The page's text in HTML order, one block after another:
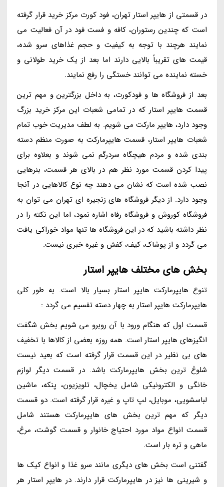
در قسمتی از هایپر استار تهران، فود کورت مرکز خرید قرار گرفته
است که چندین رستوران، کافه و فست فود در آن فعالیت می
نمایند هرچند با توجه به کیفیت و حجم غذاهای سرو شده،
قیمت های تقریباً بالایی دارند اما بعد از یک خرید طولانی و
خسته نماینده می توانند خستگی را رفع نمایند.
بعد از فروشگاه ها و فودکورت، به داخل بزرگترین و مهم ترین
قسمت هایپر استار که در تمامی شعبات این مرکز خرید بزرگ
وجود دارد، هایپر مارکت می شویم. به لطف مدیریت خوب تمام
شعبات هایپر استار، قسمت هایپرمارکت به صورت منظم دسته
بندی شده و مردم هیچگاه سردرگم نمی شوند و بعلاوه برای
پیدا کردن قسمت مورد نظر هم در بالای هر قسمت، بنرهایی
نصب شده است که نشان می دهند چه نوع کالاهایی در آنجا
وجود دارد. از دیگر فروشگاه های زنجیره ای تهران می توان به
فروشگاه کوروش و فروشگاه رفاه اشاره نمود، اما این نکته را در
نظر داشته باشید که در این فروشگاه ها تنها مواد خوراکی یافت
می گردد و از پوشاک، کیف، کفش و غیره خبری نیست.
بخش های مختلف هایپر استار
تنوع هایپرمارکت هایپر استار بسیار بالا است. به طور کلی
هایپرمارکت هایپر استار به چهار دسته تقسیم می گردد :
قسمت اول که هنگام ورود با آن روبرو می شویم بخش شگفت
انگیزهای هایپر استار است. همه روزه بعضی از کالاها با تخفیف
های بی نظیر در این قسمت قرار گرفته است که بعید نیست
شلوغ ترین بخش هایپرمارکت باشد. در قسمت دیگر لوازم
خانگی و الکترونیکی شامل یخچال، تلویزیون، پنکه، ماشین
لباسشویی، موبایل، لپ تاپ و غیره قرار گرفته است. دو قسمت
دیگر که مهم ترین بخش های هایپرمارکت هستند شامل
قسمت انواع مواد مورد احتیاج خانوار و قسمت گوشت، مرغ،
ماهی و تره بار است.
گفتنی است بخش های دیگری مانند سرو غذا و انواع کیک ها
و شیرینی ها نیز در هایپرمارکت قرار دارند. در هایپر استار هر